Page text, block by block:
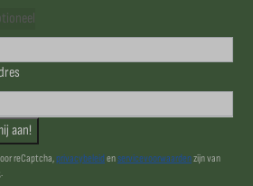
aan!
reCaptcha,privacybeleidenservicevoorwaardenzijn van